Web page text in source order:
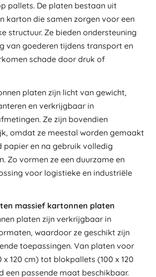
pallets. De platen bestaan uit
karton die samen zorgen voor een
structuur. Ze bieden ondersteuning
van goederen tijdens transport en
schade door druk of
platen zijn licht van gewicht,
en verkrijgbaar in
Ze zijn bovendien
omdat ze meestal worden gemaakt
papier en na gebruik volledig
Zo vormen ze een duurzame en
voor logistieke en industriële
massief kartonnen platen
platen zijn verkrijgbaar in
waardoor ze geschikt zijn
toepassingen. Van platen voor
120 cm) tot blokpallets (100 x 120
een passende maat beschikbaar.